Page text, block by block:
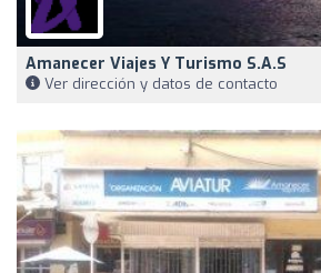
Amanecer Viajes Y Turismo S.A.S
Ver dirección y datos de contacto